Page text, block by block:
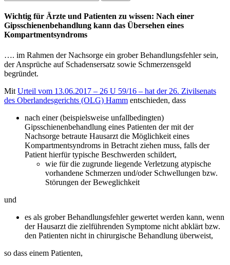
Wichtig für Ärzte und Patienten zu wissen: Nach einer
Gipsschienenbehandlung kann das Übersehen eines
Kompartmentsyndroms
…. im Rahmen der Nachsorge ein grober Behandlungsfehler sein,
der Ansprüche auf Schadensersatz sowie Schmerzensgeld
begründet.
Mit Urteil vom 13.06.2017 – 26 U 59/16 – hat der 26. Zivilsenats
des Oberlandesgerichts (OLG) Hamm entschieden, dass
nach einer (beispielsweise unfallbedingten)
Gipsschienenbehandlung eines Patienten der mit der
Nachsorge betraute Hausarzt die Möglichkeit eines
Kompartmentsyndroms in Betracht ziehen muss, falls der
Patient hierfür typische Beschwerden schildert,
wie für die zugrunde liegende Verletzung atypische
vorhandene Schmerzen und/oder Schwellungen bzw.
Störungen der Beweglichkeit
und
es als grober Behandlungsfehler gewertet werden kann, wenn
der Hausarzt die zielführenden Symptome nicht abklärt bzw.
den Patienten nicht in chirurgische Behandlung überweist,
so dass einem Patienten,